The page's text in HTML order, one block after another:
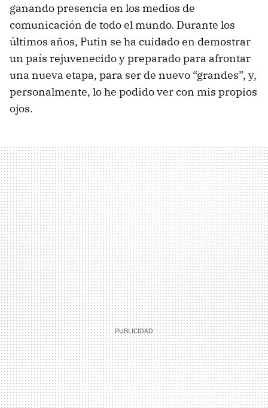
ganando presencia en los medios de
comunicación de todo el mundo. Durante los
últimos años, Putin se ha cuidado en demostrar
un país rejuvenecido y preparado para afrontar
una nueva etapa, para ser de nuevo “grandes”, y,
personalmente, lo he podido ver con mis propios
ojos.